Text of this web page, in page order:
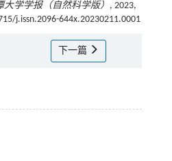
大学学报（自然科学版） , 2023,
j.issn.2096-644x.20230211.0001
下一篇